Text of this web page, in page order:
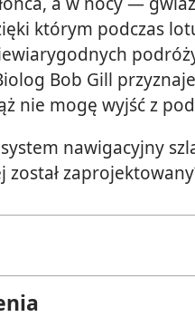
którym podczas
Bob Gill
nie mogę wyjść z
system nawigacyjny
został